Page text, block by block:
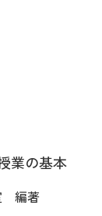
業の基本
編著